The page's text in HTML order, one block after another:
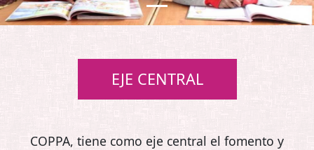
EJE CENTRAL
COPPA, tiene como eje central el fomento y